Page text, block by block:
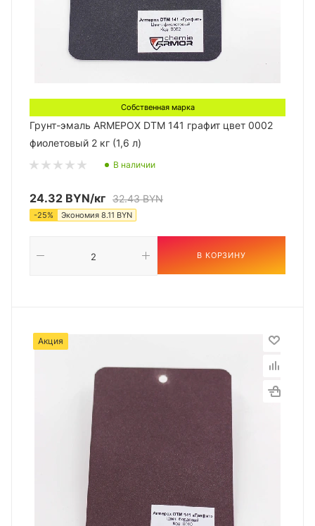
Собственная марка
Грунт-эмаль ARMEPOX DTM 141 графит цвет 0002
фиолетовый 2 кг (1,6 л)
В наличии
24.32 BYN/кг 32.43BYN
-25% Экономия 8.11 BYN
В КОРЗИНУ
Акция